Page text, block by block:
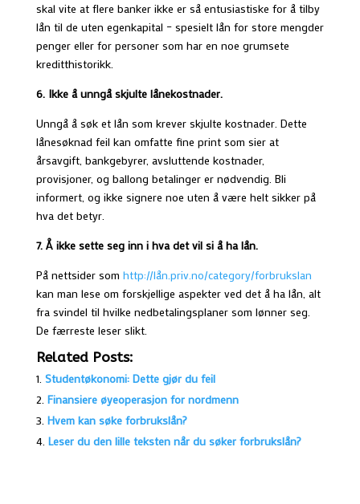
skal vite at flere banker ikke er så entusiastiske for å tilby
lån til de uten egenkapital – spesielt lån for store mengder
penger eller for personer som har en noe grumsete
kreditthistorikk.
6. Ikke å unngå skjulte lånekostnader.
Unngå å søk et lån som krever skjulte kostnader. Dette
lånesøknad feil kan omfatte fine print som sier at
årsavgift, bankgebyrer, avsluttende kostnader,
provisjoner, og ballong betalinger er nødvendig. Bli
informert, og ikke signere noe uten å være helt sikker på
hva det betyr.
7. Å ikke sette seg inn i hva det vil si å ha lån.
På nettsider som http://lån.priv.no/category/forbrukslan
kan man lese om forskjellige aspekter ved det å ha lån, alt
fra svindel til hvilke nedbetalingsplaner som lønner seg.
De færreste leser slikt.
Related Posts:
Studentøkonomi: Dette gjør du feil
Finansiere øyeoperasjon for nordmenn
Hvem kan søke forbrukslån?
Leser du den lille teksten når du søker forbrukslån?